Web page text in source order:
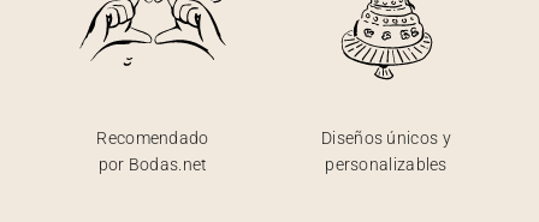
Recomendado
por Bodas.net
Diseños únicos y
personalizables